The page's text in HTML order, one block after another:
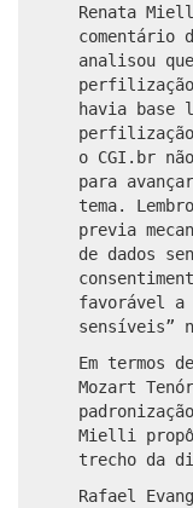
Renata
comentário
analisou
perfilização
havia base
o CGI.br
para
tema.
previa
de dados
favorável a
sensíveis”
Em termos
Mozart
Mielli
trecho da
Rafael